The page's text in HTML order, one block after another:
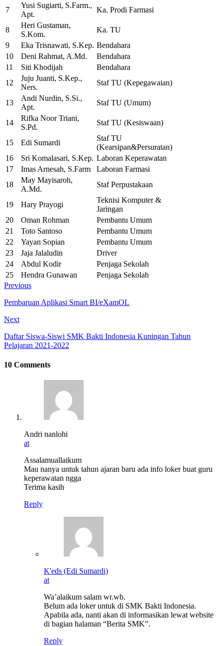
7
Yusi Sugiarti, S.Farm.,
Apt.
Ka. Prodi Farmasi
8
Heri Gustaman,
S.Kom.
Ka. TU
9
Eka Trisnawati, S.Kep. Bendahara
10
Deni Rahmat, A.Md.
Bendahara
11
Siti Khodijah
Bendahara
12
Juju Juanti, S.Kep.,
Ners.
Staf TU (Kepegawaian)
13
Andi Nurdin, S.Si.,
Apt.
Staf TU (Umum)
14
Rifka Noor Triani,
S.Pd.
Staf TU (Kesiswaan)
15 Edi Sumardi
Staf TU
(Kearsipan&Persuratan)
16
Sri Komalasari, S.Kep. Laboran Keperawatan
17
Imas Arnesah, S.Farm
Laboran Farmasi
18
May Mayisaroh,
A.Md.
Staf Perpustakaan
19 Hary Prayogi
Teknisi Komputer &
Jaringan
20
Oman Rohman
Pembantu Umum
21
Toto Santoso
Pembantu Umum
22
Yayan Sopian
Pembantu Umum
23
Jaja Jalaludin
Driver
24
Abdul Kodir
Penjaga Sekolah
25
Hendra Gunawan
Penjaga Sekolah
Previous
Pembaruan Aplikasi Smart BI/eXamOL
Next
Daftar Siswa-Siswi SMK Bakti Indonesia Kuningan Tahun
Pelajaran 2021-2022
10 Comments
Andri nanlohi
at
Assalamuallaikum
Mau nanya untuk tahun ajaran baru ada info loker buat guru
keperawatan ngga
Terima kasih
Reply
K'eds (Edi Sumardi)
at
Wa’alaikum salam wr.wb.
Belum ada loker untuk di SMK Bakti Indonesia.
Apabila ada, nanti akan di informasikan lewat website
di bagian halaman “Berita SMK”.
Reply